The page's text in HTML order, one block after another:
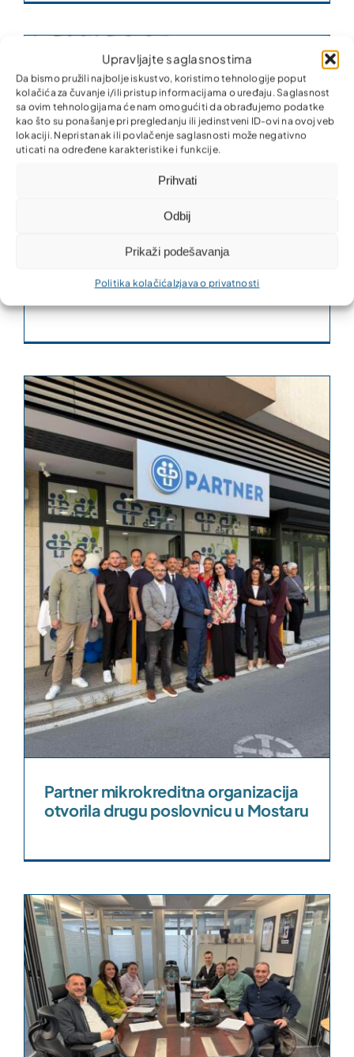
Upravljajte saglasnostima
Da bismo pružili najbolje iskustvo, koristimo tehnologije poput
kolačića za čuvanje i/ili pristup informacijama o uređaju. Saglasnost
sa ovim tehnologijama će nam omogućiti da obrađujemo podatke
kao što su ponašanje pri pregledanju ili jedinstveni ID-ovi na ovoj veb
lokaciji. Nepristanak ili povlačenje saglasnosti može negativno
uticati na određene karakteristike i funkcije.
Prihvati
Odbij
Prikaži podešavanja
Politika kolačića Izjava o privatnosti
privredi i lokalnoj zajednici
Partner mikrokreditna organizacija
otvorila drugu poslovnicu u Mostaru